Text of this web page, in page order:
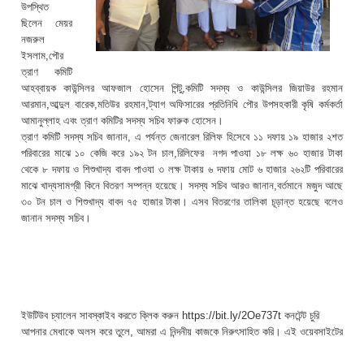
উপস্থিত
ছিলেন মেয়র
নজরুল
ইসলাম,পৌর
ত্রাণ কমিটি
আহব্বায়ক কাউন্সিলর আফজাল হোসেন পিন্টু,কমিটি সদস্য ও কাউন্সিলর জিয়াউর রহমান
আরমান,আব্দুল বারেক,মতিউর রহমান,ট্যাগ অফিসারের প্রতিনিধি পৌর উপসহকারী কৃষি কর্মকর্তা
আমানুল্লাহ এবং ত্রাণ কমিটির সদস্য সচিব ফারুক হোসেন।
ত্রাণ কমিটি সদস্য সচিব জানান, এ পর্যন্ত জেনারেল রিলিফ হিসেবে ১১ দফায় ১৯ হাজার ২শত
পরিবারের মাঝে ১০ কেজি করে ১৯২ টন চাল,রিলিফের নগদ পাওযা ১৮ লক্ষ ৬০ হাজার টাকা
থেকে ৮ দফায় ও শিশুখাদ্য বাবদ পাওযা ৩ লক্ষ টাকায় ৬ দফায় মোট ৬ হাজার ২৬২টি পরিবারের
মাঝে খাদ্যসামগ্রী কিনে বিতরণ সম্পন্ন হয়েছে। সদস্য সচিব আরও জানান,বর্তমানে মজুদ আছে
৩০ টন চাল ও শিশুখাদ্য বাবদ ৭৫ হাজার টাকা। এসব বিতরণের তালিকা চূড়ান্ত হয়েছে বলেও
জানান সদস্য সচিব।
ইউটিউব চ্যালেন সাবস্কাইব করতে ক্লিক করুন https://bit.ly/2Oe737t কনটেন্ট চুরি
আপনার মেধাকে অলস করে তুলে, আমরা এ নিন্দনীয় কাজকে নিরুৎসাহিত করি। এই ওয়েবসাইটের